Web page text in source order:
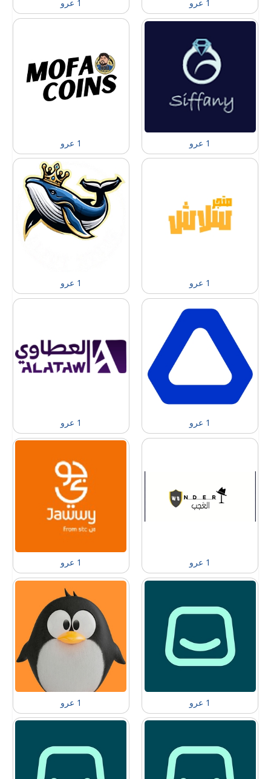
1 عرو 1 عرو
1 عرو 1 عرو
1 عرو 1 عرو
1 عرو 1 عرو
1 عرو 1 عرو
1 عرو 1 عرو